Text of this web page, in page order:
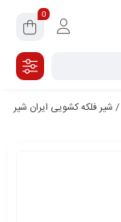
0
/ شیر فلکه کشویی ایران شیر